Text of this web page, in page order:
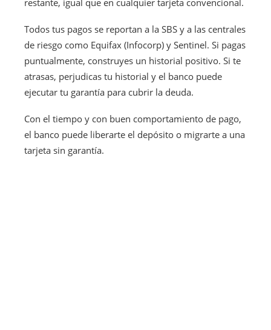
Todos tus pagos se reportan a la SBS y a las centrales
de riesgo como Equifax (Infocorp) y Sentinel. Si pagas
puntualmente, construyes un historial positivo. Si te
atrasas, perjudicas tu historial y el banco puede
ejecutar tu garantía para cubrir la deuda.
Con el tiempo y con buen comportamiento de pago,
el banco puede liberarte el depósito o migrarte a una
tarjeta sin garantía.